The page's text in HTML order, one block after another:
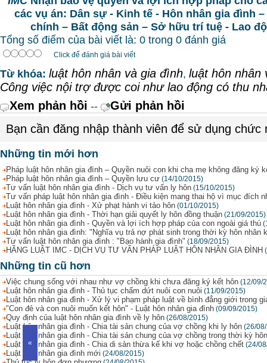
các vụ án: Dân sự - Kinh tế - Hôn nhân gia đình
chính – Bất động sản – Sở hữu trí tuệ - Lao
Tổng số điểm của bài viết là: 0 trong 0 đánh giá
Click để đánh giá bài viết
Từ khóa: luật hôn nhân và gia đình, luật hôn nhân
Công việc nội trợ được coi như lao động có thu
Xem phản hồi --
Gửi phản hồi
Bạn cần đăng nhập thành viên để sử dụng chức
Những tin mới hơn
Pháp luật hôn nhân gia đình – Quyền nuôi con khi cha mẹ không đăng ký
Pháp luật hôn nhân gia đình – Quyền lưu cư (14/10/2015)
Tư vấn luật hôn nhân gia đình - Dịch vụ tư vấn ly hôn (15/10/2015)
Tư vấn pháp luật hôn nhân gia đình - Điều kiện mang thai hộ vì mục đích
Luật hôn nhân gia đình - Xử phạt hành vi tảo hôn (01/10/2015)
Luật hôn nhân gia đình - Thời hạn giải quyết ly hôn đồng thuận (21/09/2015)
Luật hôn nhân gia đình - Quyền và lợi ích hợp pháp của con ngoài giá thú
Luật hôn nhân gia đình: "Nghĩa vụ trả nợ phát sinh trong thời kỳ hôn nhân
Tư vấn luật hôn nhân gia đình : "Bạo hành gia đình" (18/09/2015)
HÃNG LUẬT IMC - DỊCH VỤ TƯ VẤN PHÁP LUẬT HÔN NHÂN GIA ĐÌNH
Những tin cũ hơn
Việc chung sống với nhau như vợ chồng khi chưa đăng ký kết hôn (12/09/
Luật hôn nhân gia đình - Thủ tục chấm dứt nuôi con nuôi (11/09/2015)
Luật hôn nhân gia đình - Xử lý vi phạm pháp luật về bình đẳng giới trong
"Con đẻ và con nuôi muốn kết hôn" - Luật hôn nhân gia đình (09/09/2015)
Quy định của luật hôn nhân gia đình về ly hôn (26/08/2015)
Luật hôn nhân gia đình - Chia tài sản chung của vợ chồng khi ly hôn (26/
Luật hôn nhân gia đình - Chia tài sản chung của vợ chồng trong thời kỳ
Luật hôn nhân gia đình - Chia di sản thừa kế khi vợ hoặc chồng chết (24/
Luật hôn nhân gia đình mới (24/08/2015)
«